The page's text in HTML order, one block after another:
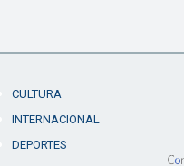
CULTURA
INTERNACIONAL
DEPORTES